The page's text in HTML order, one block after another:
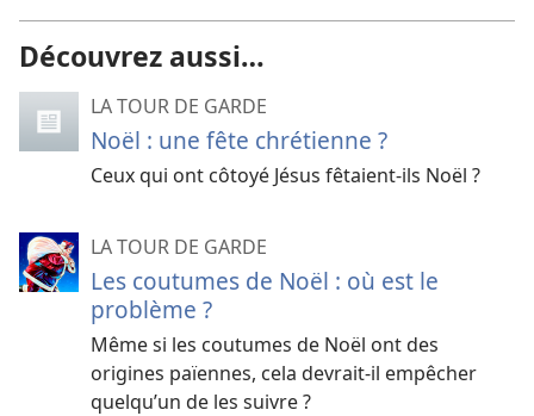
Découvrez aussi…
LA TOUR DE GARDE
Noël : une fête chrétienne ?
Ceux qui ont côtoyé Jésus fêtaient-​ils Noël ?
LA TOUR DE GARDE
Les coutumes de Noël : où est le
problème ?
Même si les coutumes de Noël ont des
origines païennes, cela devrait-il empêcher
quelqu’un de les suivre ?